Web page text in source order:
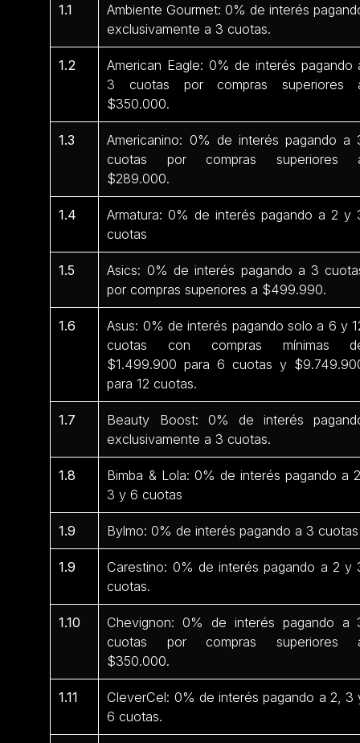
1.1
Ambiente Gourmet: 0% de interés
exclusivamente a 3 cuotas.
1.2
American Eagle: 0% de interés pagando
3 cuotas por compras superiores
$350.000.
1.3
Americanino: 0% de interés pagando a
cuotas por compras superiores
$289.000.
1.4
Armatura: 0% de interés pagando a 2 y
cuotas
1.5
Asics: 0% de interés pagando a 3
por compras superiores a $499.990.
1.6
Asus: 0% de interés pagando solo a 6 y
cuotas con compras mínimas
$1.499.900 para 6 cuotas y
para 12 cuotas.
1.7
Beauty Boost: 0% de interés
exclusivamente a 3 cuotas.
1.8
Bimba & Lola: 0% de interés pagando a
3 y 6 cuotas
1.9 Bylmo: 0% de interés pagando a 3 cuotas
1.9
Carestino: 0% de interés pagando a 2 y
cuotas.
1.10
Chevignon: 0% de interés pagando a
cuotas por compras superiores
$350.000.
1.11
CleverCel: 0% de interés pagando a 2, 3
6 cuotas.